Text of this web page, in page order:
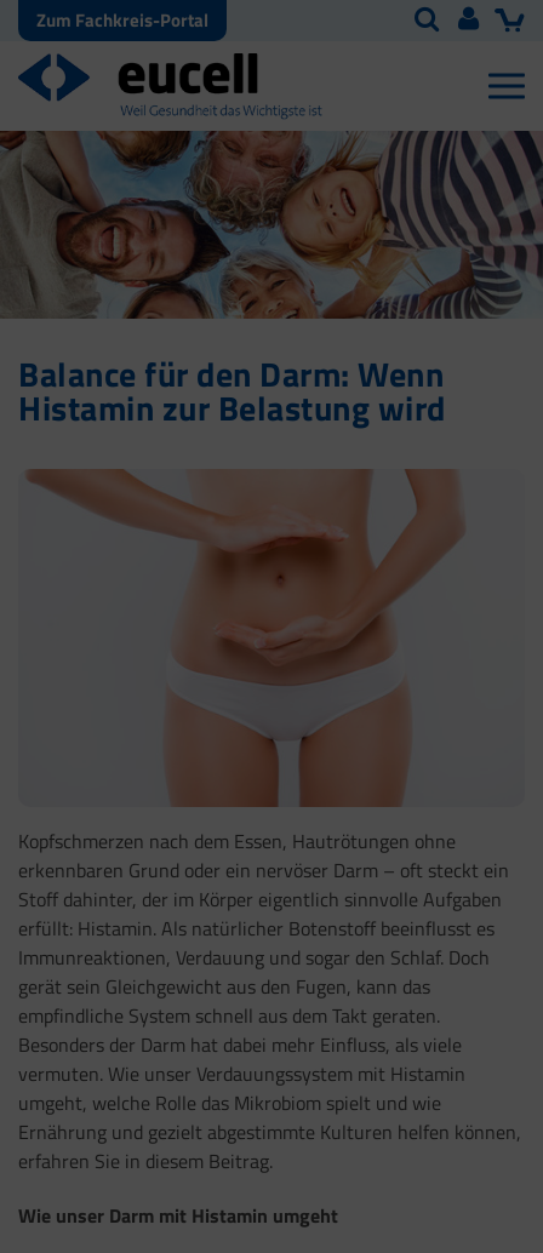
Zum Fachkreis-Portal
Balance für den Darm: Wenn
Histamin zur Belastung wird
Kopfschmerzen nach dem Essen, Hautrötungen ohne
erkennbaren Grund oder ein nervöser Darm – oft steckt ein
Stoff dahinter, der im Körper eigentlich sinnvolle Aufgaben
erfüllt: Histamin. Als natürlicher Botenstoff beeinflusst es
Immunreaktionen, Verdauung und sogar den Schlaf. Doch
gerät sein Gleichgewicht aus den Fugen, kann das
empfindliche System schnell aus dem Takt geraten.
Besonders der Darm hat dabei mehr Einfluss, als viele
vermuten. Wie unser Verdauungssystem mit Histamin
umgeht, welche Rolle das Mikrobiom spielt und wie
Ernährung und gezielt abgestimmte Kulturen helfen können,
erfahren Sie in diesem Beitrag.
Wie unser Darm mit Histamin umgeht